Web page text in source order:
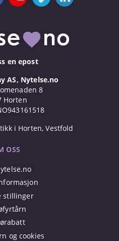
en epost
AS, Nytelse.no
8
Horten
i Horten, Vestfold
OSS
stillinger
og cookies